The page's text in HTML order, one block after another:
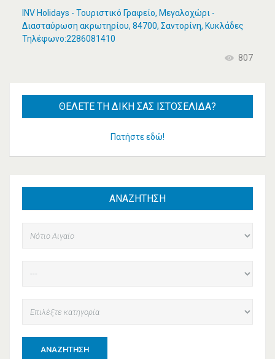
INV Holidays - Τουριστικό Γραφείο, Μεγαλοχώρι -
Διασταύρωση ακρωτηρίου, 84700, Σαντορίνη, Κυκλάδες
Τηλέφωνο:2286081410
807
ΘΈΛΕΤΕ ΤΗ ΔΙΚΉ ΣΑΣ ΙΣΤΟΣΕΛΊΔΑ?
Πατήστε εδώ!
ΑΝΑΖΗΤΗΣΗ
ΑΝΑΖΉΤΗΣΗ